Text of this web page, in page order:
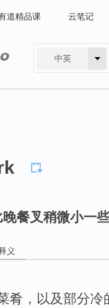
道精品课 云笔记
中英
餐叉稍微小一
义
肴，以及部分